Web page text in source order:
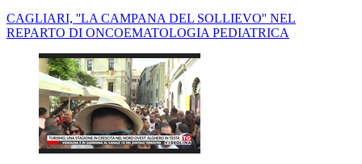
CAGLIARI, ''LA CAMPANA DEL SOLLIEVO'' NEL
REPARTO DI ONCOEMATOLOGIA PEDIATRICA